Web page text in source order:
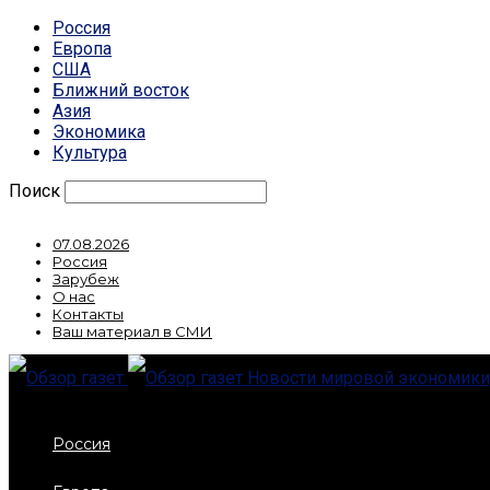
Россия
Европа
США
Ближний восток
Азия
Экономика
Культура
Поиск
07.08.2026
Россия
Зарубеж
О нас
Контакты
Ваш материал в СМИ
Новости мировой
Россия